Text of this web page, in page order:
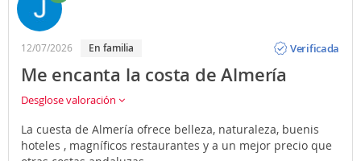
12/07/2026 En familia
Verificada
Me encanta la costa de Almería
Desglose valoración
La cuesta de Almería ofrece belleza, naturaleza, buenis
hoteles , magníficos restaurantes y a un mejor precio que